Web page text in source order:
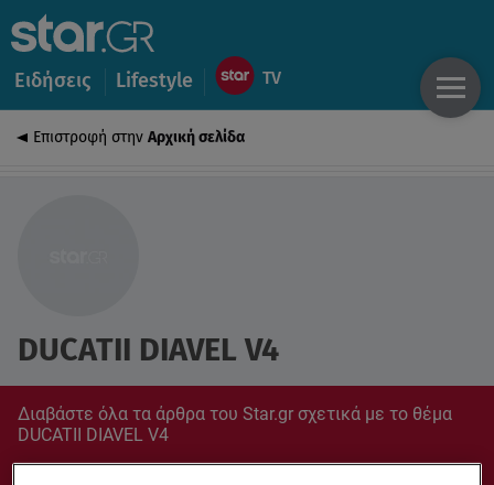
Ειδήσεις Lifestyle
Επιστροφή στην Αρχική σελίδα
DUCATIΙ DIAVEL V4
Διαβάστε όλα τα άρθρα του Star.gr σχετικά με το θέμα
DUCATIΙ DIAVEL V4